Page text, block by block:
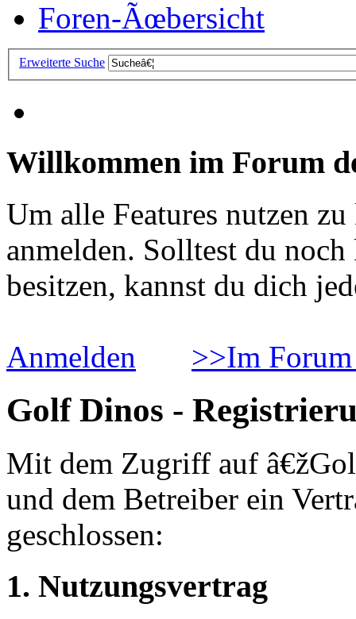
Foren-Ãœbersicht
Erweiterte Suche
Willkommen im Forum
Um alle Features nutzen
anmelden. Solltest du
besitzen, kannst du dich
Anmelden >>Im
Golf Dinos -
Mit dem Zugriff auf
und dem Betreiber ein
geschlossen:
1. Nutzungsvertrag